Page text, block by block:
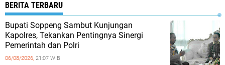
BERITA TERBARU
Bupati Soppeng Sambut Kunjungan
Kapolres, Tekankan Pentingnya Sinergi
Pemerintah dan Polri
06/08/2026, 21:07 WIB